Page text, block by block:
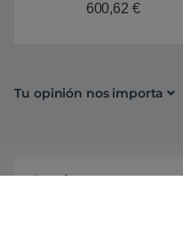
8GB DDR5 512GB NVMe
600,62 €
Tu opinión nos importa
Conócenos